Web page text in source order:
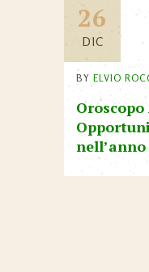
26
DIC
BY ELVIO